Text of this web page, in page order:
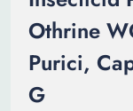
Othrine
Purici,
G